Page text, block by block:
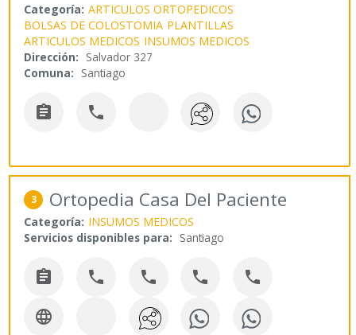
Categoría: ARTICULOS ORTOPEDICOS
BOLSAS DE COLOSTOMIA PLANTILLAS
ARTICULOS MEDICOS INSUMOS MEDICOS
Dirección: Salvador 327
Comuna: Santiago
 
3 Ortopedia Casa Del Paciente
Categoría: INSUMOS MEDICOS
Servicios disponibles para: Santiago
    
